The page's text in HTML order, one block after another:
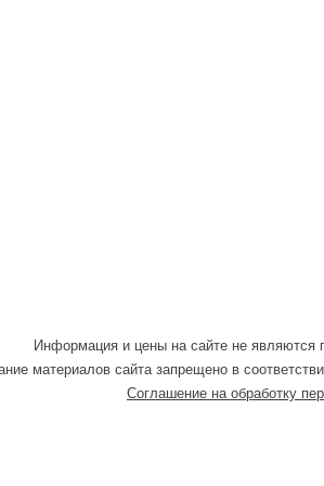
Информация и цены на сайте не являются
материалов сайта запрещено в
Соглашение на обработку